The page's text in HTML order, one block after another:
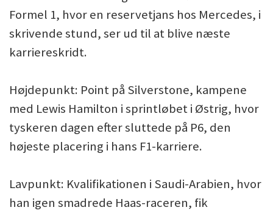
Formel 1, hvor en reservetjans hos Mercedes, i
skrivende stund, ser ud til at blive næste
karriereskridt.
Højdepunkt: Point på Silverstone, kampene
med Lewis Hamilton i sprintløbet i Østrig, hvor
tyskeren dagen efter sluttede på P6, den
højeste placering i hans F1-karriere.
Lavpunkt: Kvalifikationen i Saudi-Arabien, hvor
han igen smadrede Haas-raceren, fik